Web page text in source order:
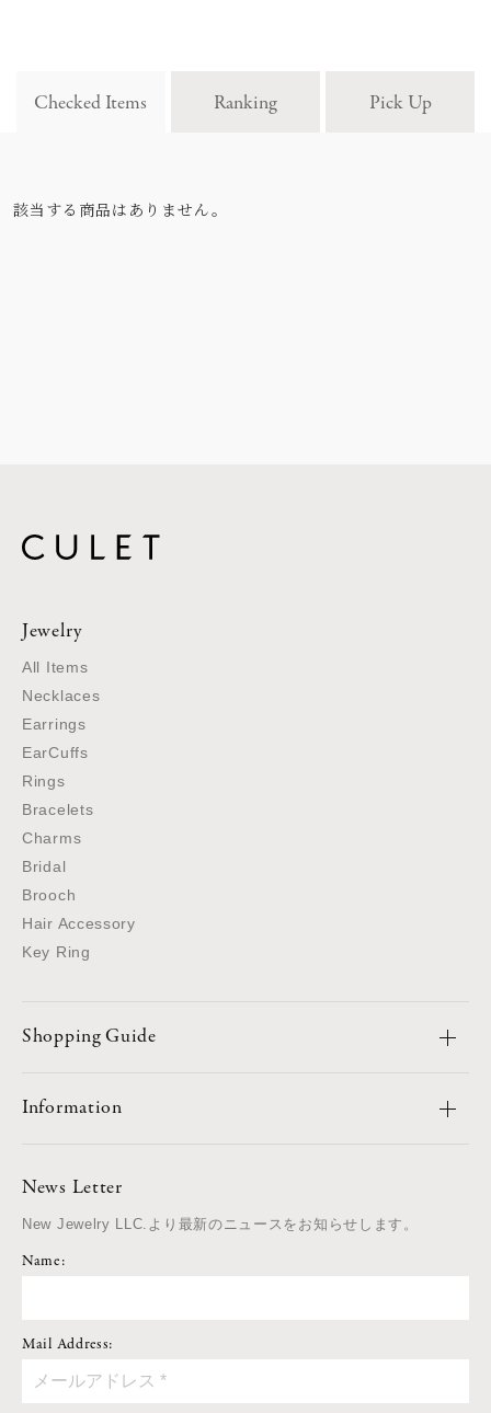
Checked Items Ranking Pick Up
該当する商品はありません。
Jewelry
All Items
Necklaces
Earrings
EarCuffs
Rings
Bracelets
Charms
Bridal
Brooch
Hair Accessory
Key Ring
Shopping Guide
Information
News Letter
New Jewelry LLC.より最新のニュースをお知らせします。
Name:
Mail Address: